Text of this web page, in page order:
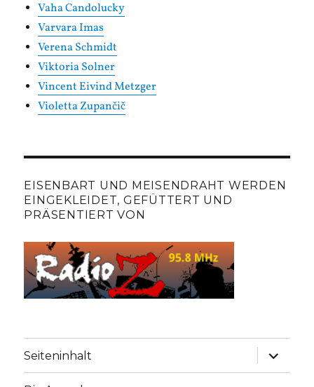
Vaha Candolucky
Varvara Imas
Verena Schmidt
Viktoria Solner
Vincent Eivind Metzger
Violetta Zupančič
EISENBART UND MEISENDRAHT WERDEN
EINGEKLEIDET, GEFÜTTERT UND
PRÄSENTIERT VON
Seiteninhalt